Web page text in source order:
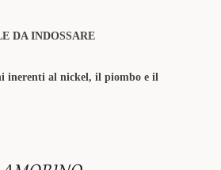
DA INDOSSARE
inerenti al nickel, il piombo e il